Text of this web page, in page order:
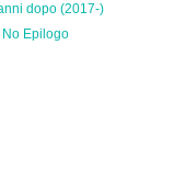
dopo (2017-)
No Epilogo